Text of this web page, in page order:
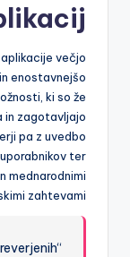
večjo
enostavnejšo
ki so že
in zagotavljajo
pa z uvedbo
ter
mednarodnimi
zahtevami.